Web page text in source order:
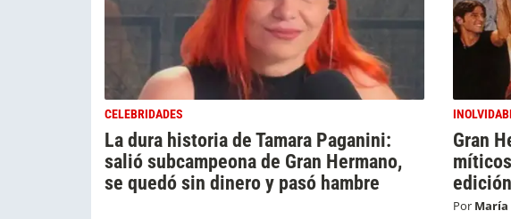
CELEBRIDADES
La dura historia de Tamara Paganini:
salió subcampeona de Gran Hermano,
se quedó sin dinero y pasó hambre
Gran
edición
Por María